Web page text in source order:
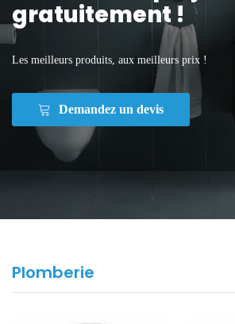
gratuitement !
Les meilleurs produits, aux meilleurs prix !
Demandez un devis
Plomberie